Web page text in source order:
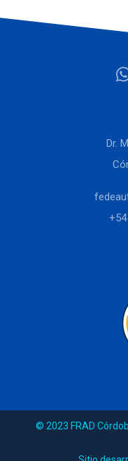
Dr.
© 2023 FRAD